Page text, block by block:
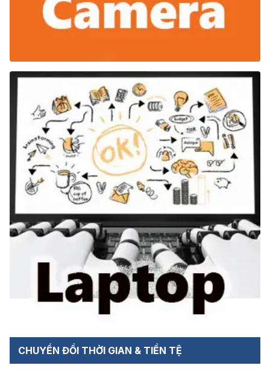
CHUYỂN ĐỔI THỜI GIAN & TIỀN TỆ